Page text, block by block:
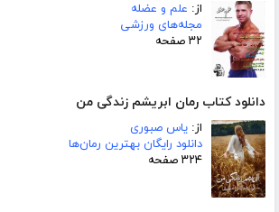
از: علم و عضله
مجله‌های ورزشی
۳۲ صفحه
دانلود کتاب رمان ابریشم زندگی من
از: یاس صبوری
دانلود رایگان بهترین رمان‌ها
۳۲۴ صفحه